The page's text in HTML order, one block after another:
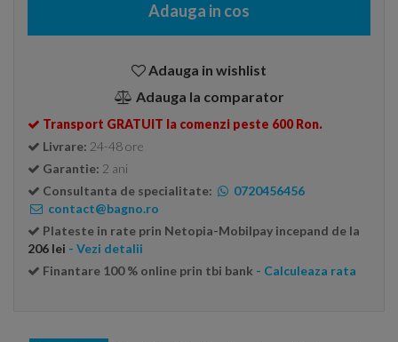
Adauga in cos
Adauga in wishlist
Adauga la comparator
Transport GRATUIT la comenzi peste 600 Ron.
Livrare: 24-48 ore
Garantie: 2 ani
Consultanta de specialitate:
0720456456
contact@bagno.ro
Plateste in rate prin Netopia-Mobilpay incepand de la
206 lei - Vezi detalii
Finantare 100 % online prin tbi bank - Calculeaza rata